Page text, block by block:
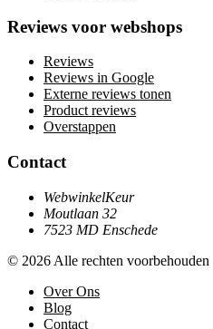
Reviews voor webshops
Reviews
Reviews in Google
Externe reviews tonen
Product reviews
Overstappen
Contact
WebwinkelKeur
Moutlaan 32
7523 MD Enschede
© 2026 Alle rechten voorbehouden
Over Ons
Blog
Contact